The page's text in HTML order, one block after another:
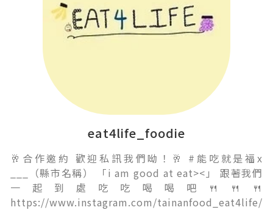
eat4life_foodie
🥂合作邀約 歡迎私訊我們呦！🥂 #能吃就是福x
___（縣市名稱） 「i am good at eat><」 跟著我們
一起到處吃吃喝喝吧🍴🍴🍴
https://www.instagram.com/tainanfood_eat4life/